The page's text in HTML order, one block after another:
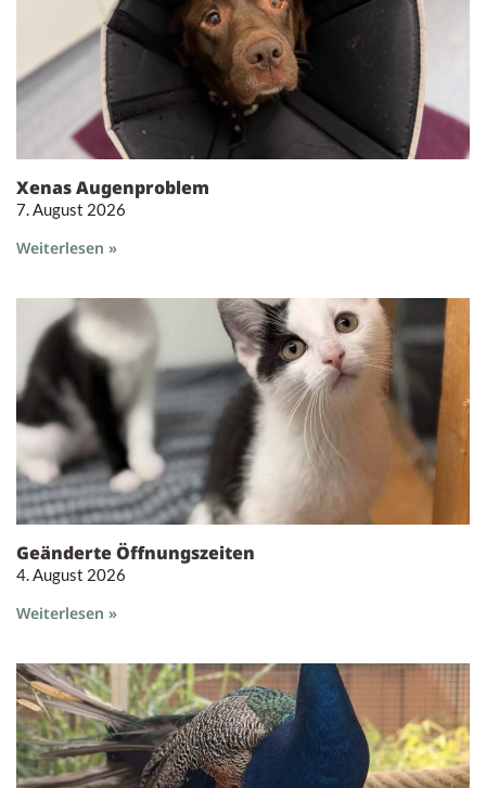
Xenas Augenproblem
7. August 2026
Weiterlesen »
Geänderte Öffnungszeiten
4. August 2026
Weiterlesen »